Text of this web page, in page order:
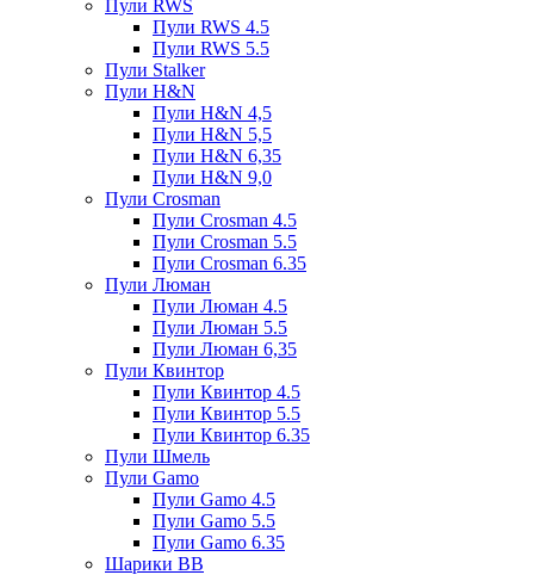
Пули RWS
Пули RWS 4.5
Пули RWS 5.5
Пули Stalker
Пули H&N
Пули H&N 4,5
Пули H&N 5,5
Пули H&N 6,35
Пули H&N 9,0
Пули Crosman
Пули Crosman 4.5
Пули Crosman 5.5
Пули Crosman 6.35
Пули Люман
Пули Люман 4.5
Пули Люман 5.5
Пули Люман 6,35
Пули Квинтор
Пули Квинтор 4.5
Пули Квинтор 5.5
Пули Квинтор 6.35
Пули Шмель
Пули Gamo
Пули Gamo 4.5
Пули Gamo 5.5
Пули Gamo 6.35
Шарики BB